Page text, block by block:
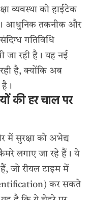
व्यवस्था को हाईटेक
आधुनिक तकनीक और
गतिविधि
जा रही है। यह नई
है, क्योंकि अब
की हर चाल पर
में सुरक्षा को अभेद्य
लगाए जा रहे हैं। ये
जो रीयल टाइम में
कर सकते